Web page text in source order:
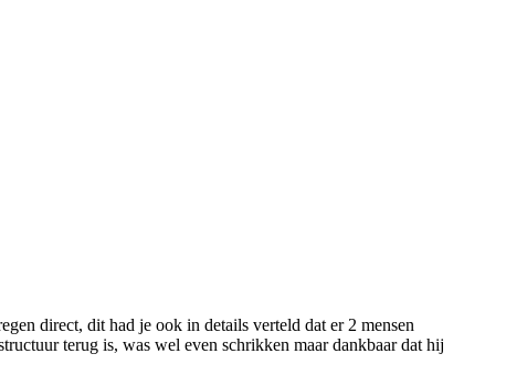
direct, dit had je ook in details verteld dat er 2 mensen
terug is, was wel even schrikken maar dankbaar dat hij